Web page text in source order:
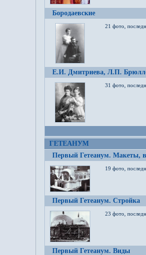
Бородаевские
21 фото,
Е.И. Дмитриева, Л.П.
31 фото,
ГЕТЕАНУМ
Первый Гетеанум. Макеты,
19 фото,
Первый Гетеанум. Стройка
23 фото,
Первый Гетеанум. Виды